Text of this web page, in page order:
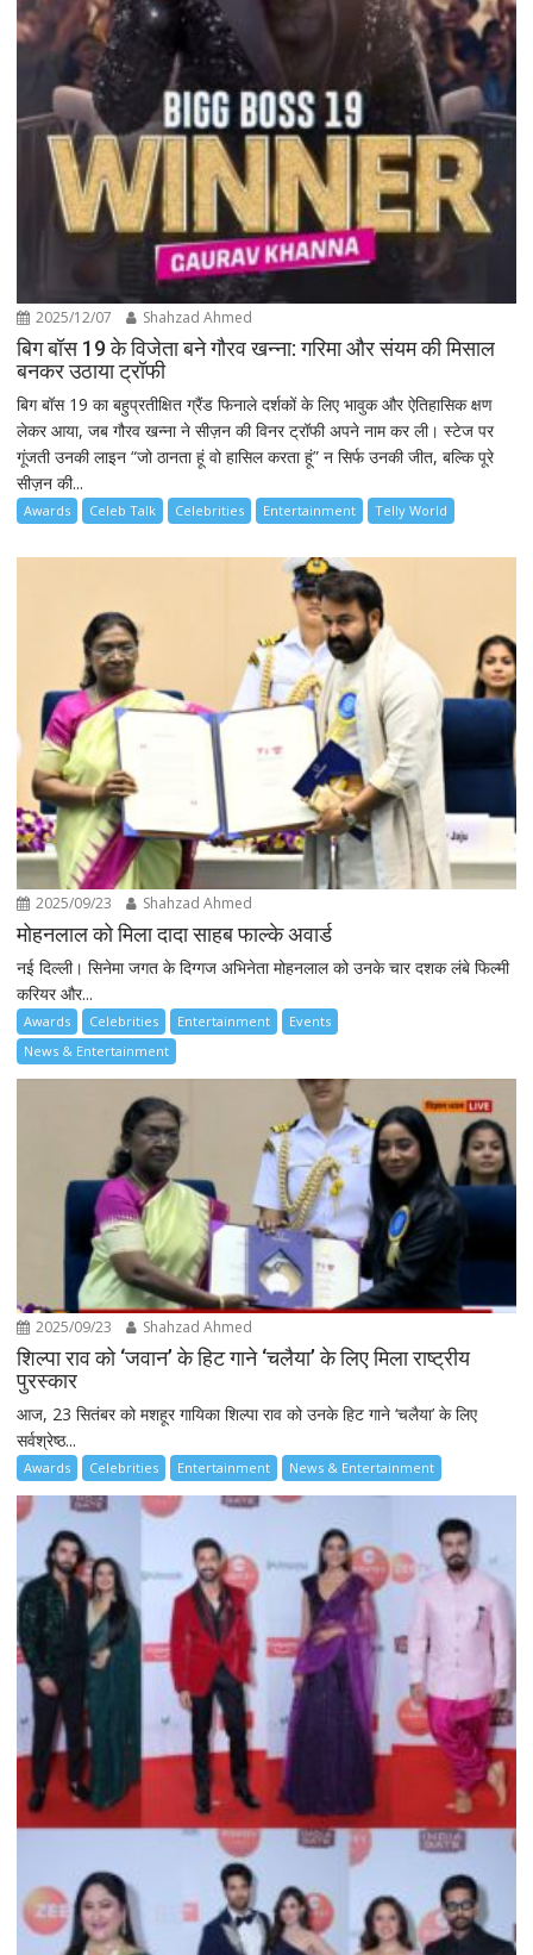
2025/12/07 Shahzad Ahmed
बिग बॉस 19 के विजेता बने गौरव खन्ना: गरिमा और संयम की मिसाल
बनकर उठाया ट्रॉफी
बिग बॉस 19 का बहुप्रतीक्षित ग्रैंड फिनाले दर्शकों के लिए भावुक और ऐतिहासिक क्षण
लेकर आया, जब गौरव खन्ना ने सीज़न की विनर ट्रॉफी अपने नाम कर ली। स्टेज पर
गूंजती उनकी लाइन “जो ठानता हूं वो हासिल करता हूं” न सिर्फ उनकी जीत, बल्कि पूरे
सीज़न की...
Awards Celeb Talk Celebrities Entertainment Telly World
2025/09/23 Shahzad Ahmed
मोहनलाल को मिला दादा साहब फाल्के अवार्ड
नई दिल्ली। सिनेमा जगत के दिग्गज अभिनेता मोहनलाल को उनके चार दशक लंबे फिल्मी
करियर और...
Awards Celebrities Entertainment
Events
News & Entertainment
2025/09/23 Shahzad Ahmed
शिल्पा राव को ‘जवान’ के हिट गाने ‘चलैया’ के लिए मिला राष्ट्रीय
पुरस्कार
आज, 23 सितंबर को मशहूर गायिका शिल्पा राव को उनके हिट गाने ‘चलैया’ के लिए
सर्वश्रेष्ठ...
Awards Celebrities Entertainment News & Entertainment